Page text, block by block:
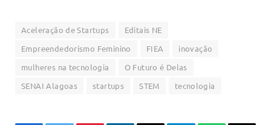
Aceleração de Startups
Editais NE
Empreendedorismo Feminino
FIEA
inovação
mulheres na tecnologia
O Futuro é Delas
SENAI Alagoas
startups STEM tecnologia